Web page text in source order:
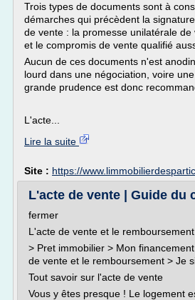
Trois types de documents sont à
démarches qui précèdent la
de vente : la promesse unilatérale
et le compromis de vente qualifié
Aucun de ces documents n'est
lourd dans une négociation, voire
grande prudence est donc
L'acte...
Lire la suite
Site : https://
L'acte de vente | Guide du
fermer
L'acte de vente et le remboursement
> Pret immobilier > Mon
de vente et le remboursement > Je
Tout savoir sur l'acte de vente
Vous y êtes presque ! Le logement